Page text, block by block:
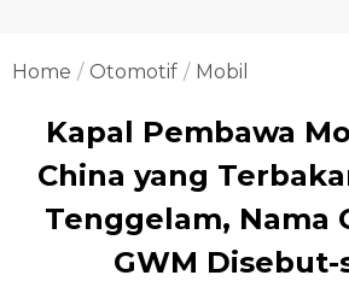
Home Otomotif Mobil
Kapal Pembawa
China yang
Tenggelam, Nama
GWM